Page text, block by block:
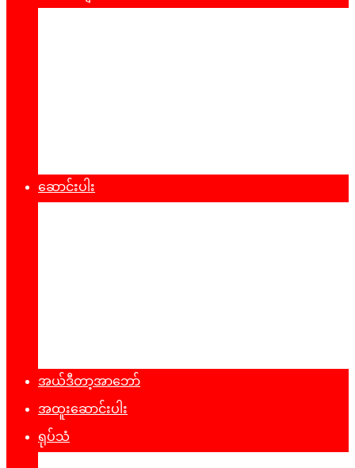
ဆောင်းပါး
အယ်ဒီတာ့အာဘော်
အထူးဆောင်းပါး
ရုပ်သံ